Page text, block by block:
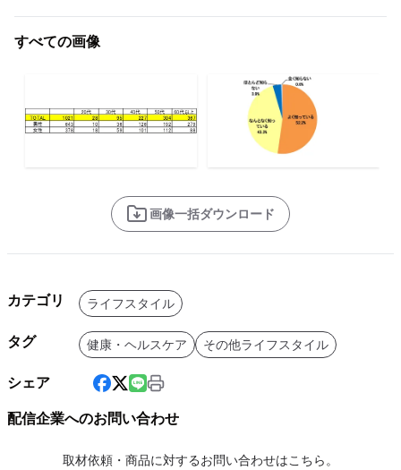
すべての画像
画像一括ダウンロード
カテゴリ ライフスタイル
タグ 健康・ヘルスケア その他ライフスタイル
シェア
配信企業へのお問い合わせ
取材依頼・商品に対するお問い合わせはこちら。